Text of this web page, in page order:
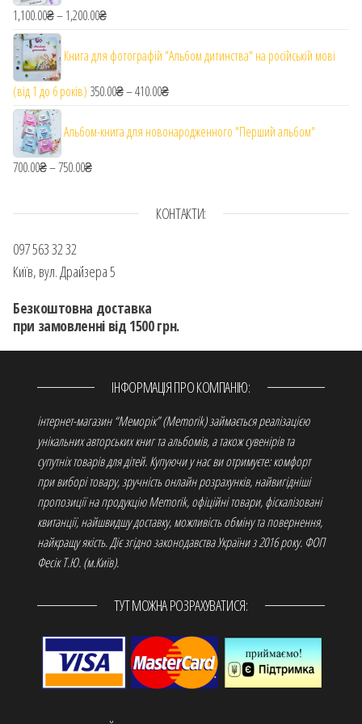
1,100.00₴–1,200.00₴
Книга для фотографій "Альбом дитинства" на російській мові
(від 1 до 6 років) 350.00₴–410.00₴
Альбом-книга для новонародженного "Перший альбом"
700.00₴–750.00₴
КОНТАКТИ:
097 563 32 32
Київ, вул. Драйзера 5
Безкоштовна доставка
при замовленні від 1500 грн.
ІНФОРМАЦІЯ ПРО КОМПАНІЮ:
інтернет-магазин “Меморік” (Memorik) займається реалізацією
унікальних авторських книг та альбомів, а також сувенірів та
супутніх товарів для дітей. Купуючи у нас ви отримуєте: комфорт
при виборі товару, зручність онлайн розрахунків, найвигідніші
пропозиції на продукцію Memorik, офіційні товари, фіскалізовані
квитанції, найшвидшу доставку, можливість обміну та повернення,
найкращу якість. Діє згідно законодавства України з 2016 року. ФОП
Фесік Т.Ю. (м.Київ).
ТУТ МОЖНА РОЗРАХУВАТИСЯ: